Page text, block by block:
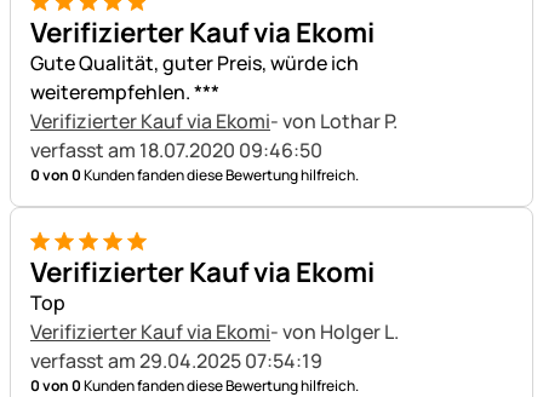
5 von 5
Verifizierter Kauf via Ekomi
Gute Qualität, guter Preis, würde ich
weiterempfehlen. ***
Verifizierter Kauf via Ekomi- von Lothar P.
verfasst am 18.07.2020 09:46:50
0 von 0Kunden fanden diese Bewertung hilfreich.
5 von 5
Verifizierter Kauf via Ekomi
Top
Verifizierter Kauf via Ekomi- von Holger L.
verfasst am 29.04.2025 07:54:19
0 von 0Kunden fanden diese Bewertung hilfreich.